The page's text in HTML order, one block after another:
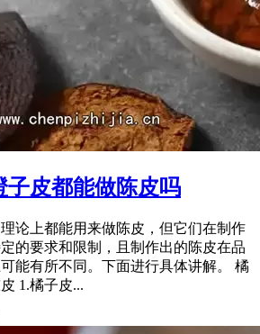
子皮都能做陈皮吗
论上都能用来做陈皮，但它们在制作
的要求和限制，且制作出的陈皮在品
能有所不同。下面进行具体讲解。 橘
1.橘子皮...